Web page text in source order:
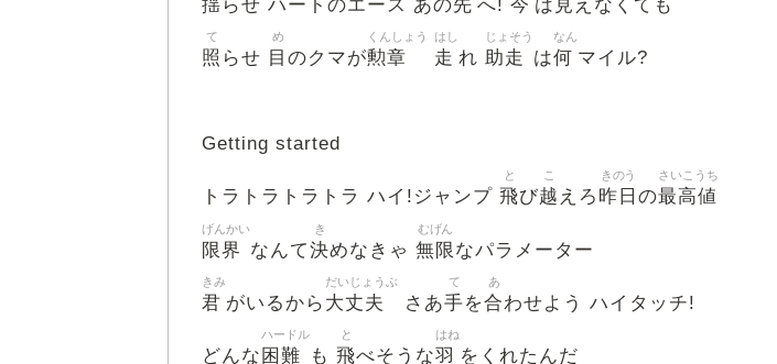
揺 らせ ハートのエース あの先 へ! 今 は 見 えなくても
照
て
らせ 目
め
のクマが勲章
くんしょう
走
はし
れ 助走
じょそう
は何
なん
マイル?
Getting started
トラトラトラトラ ハイ!ジャンプ 飛
と
び越
こ
えろ 昨日
きのう
の最高値
さいこうち
限界
げんかい
なんて決
き
めなきゃ 無限
むげん
なパラメーター
君
きみ
がいるから 大丈夫
だいじょうぶ
さあ手
て
を合
あ
わせよう ハイタッチ!
どんな 困難
ハードル
も 飛
と
べそうな羽
はね
をくれたんだ